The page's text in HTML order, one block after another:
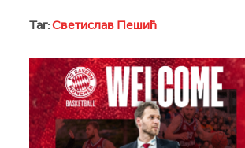
Таг:Светислав Пешић